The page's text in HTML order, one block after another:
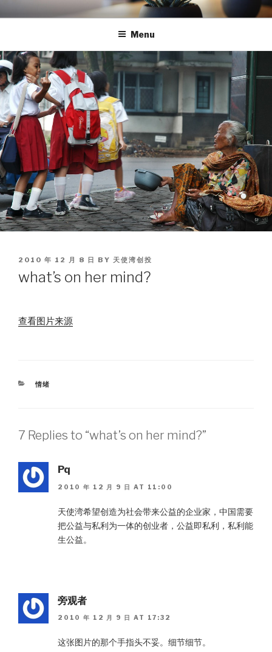
to
TEA
Menu
POSTED
ON
2010 年 12 月 8 日 BY 天使湾创投
what’s on her mind?
查看图片来源
CATEGORIES
情绪
7 Replies to “what’s on her mind?”
Pq
2010 年 12 月 9 日 AT 11:00
天使湾希望创造为社会带来公益的企业家，中国需要
把公益与私利为一体的创业者，公益即私利，私利能
生公益。
旁观者
2010 年 12 月 9 日 AT 17:32
这张图片的那个手指头不妥。细节细节。